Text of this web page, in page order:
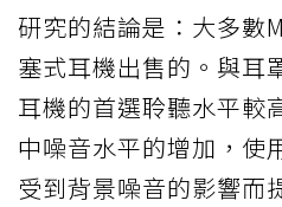
研究的結論是：大多數
塞式耳機出售的。與耳
耳機的首選聆聽水平較
中噪音水平的增加，使
受到背景噪音的影響而